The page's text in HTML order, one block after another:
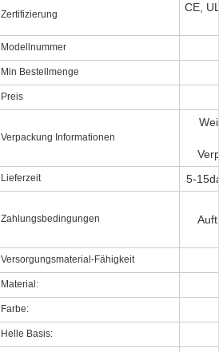
Zertifizierung
CE,
Modellnummer
Min Bestellmenge
Preis
Verpackung Informationen
Lieferzeit 5-
Zahlungsbedingungen
Versorgungsmaterial-Fähigkeit
Material:
Farbe:
Helle Basis: